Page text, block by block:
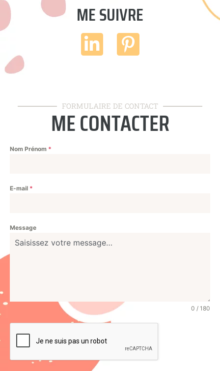
ME SUIVRE
FORMULAIRE DE CONTACT
ME CONTACTER
Nom Prénom *
E-mail *
Message
0 / 180